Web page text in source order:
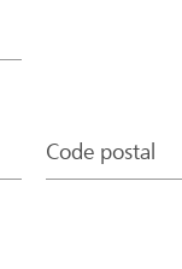
Code postal